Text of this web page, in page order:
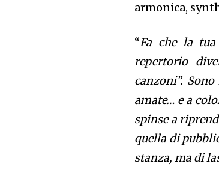
armonica,
“Fa che la
repertorio
canzoni”.
amate… e a
spinse a
quella di
stanza, ma di